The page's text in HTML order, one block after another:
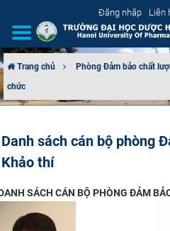
Đăng nhập Liên
GIỚI THIỆU
TUYỂN SINH
ĐÀO TẠO
Trang chủ Phòng Đảm bảo chất
chức
Danh sách cán bộ phòng
Khảo thí
SÁCH CÁN BỘ PHÒNG ĐẢM